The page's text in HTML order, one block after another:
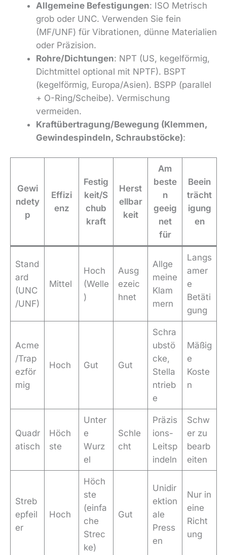
Allgemeine Befestigungen: ISO Metrisch
grob oder UNC. Verwenden Sie fein
(MF/UNF) für Vibrationen, dünne Materialien
oder Präzision.
Rohre/Dichtungen: NPT (US, kegelförmig,
Dichtmittel optional mit NPTF). BSPT
(kegelförmig, Europa/Asien). BSPP (parallel
+ O-Ring/Scheibe). Vermischung
vermeiden.
Kraftübertragung/Bewegung (Klemmen,
Gewindespindeln, Schraubstöcke):
Gewi
ndety
p
Effizi
enz
Festig
keit/S
chub
kraft
Herst
ellbar
keit
Am
beste
n
geeig
net
für
Beein
trächt
igung
en
Stand
ard
(UNC
/UNF)
Mittel
Hoch
(Welle
)
Ausg
ezeic
hnet
Allge
meine
Klam
mern
Langs
amer
e
Betäti
gung
Acme
/Trap
ezför
mig
Hoch Gut Gut
Schra
ubstö
cke,
Stella
ntrieb
e
Mäßig
e
Koste
n
Quadr
atisch
Höch
ste
Unter
e
Wurz
el
Schle
cht
Präzis
ions-
Leitsp
indeln
Schw
er zu
bearb
eiten
Streb
epfeil
er
Hoch
Höch
ste
(einfa
che
Strec
ke)
Gut
Unidir
ektion
ale
Press
en
Nur in
eine
Richt
ung